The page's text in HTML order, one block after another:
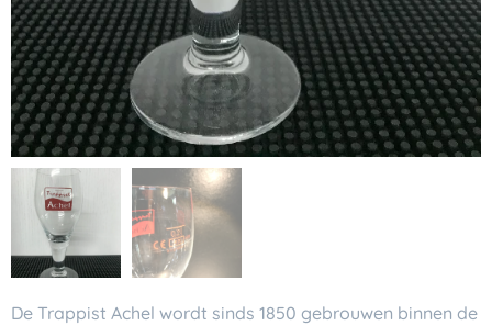
De Trappist Achel wordt sinds 1850 gebrouwen binnen de